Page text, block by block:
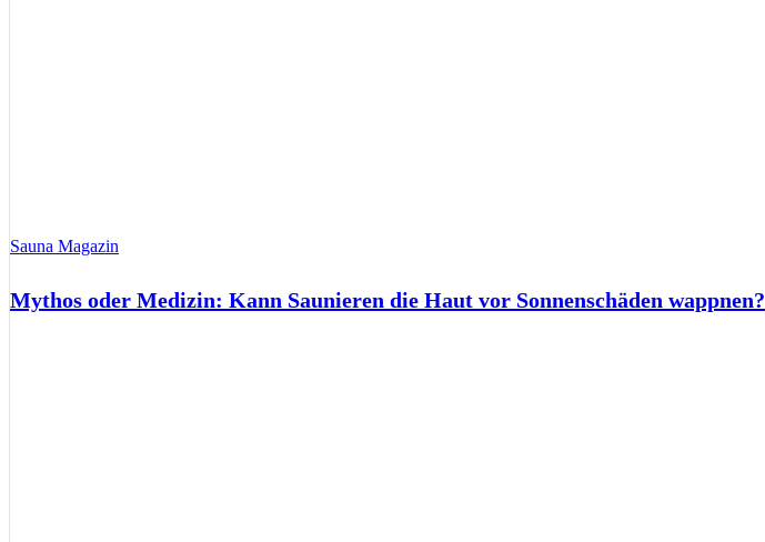
Sauna Magazin
Mythos oder Medizin: Kann Saunieren die Haut vor Sonnenschäden wappnen?